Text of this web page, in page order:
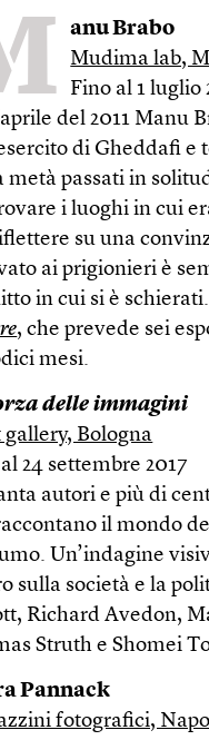
anu Brabo
Mudima lab,
Fino al 1 luglio
del 2011 Manu
di Gheddafi
metà passati in
i luoghi in cui
su una
ai prigionieri è
in cui si è schierati.
, che prevede sei
mesi.
delle immagini
gallery, Bologna
24 settembre 2017
autori e più di
il mondo
Un’indagine
sulla società e la
Richard Avedon,
Struth e Shomei
Pannack
fotografici,